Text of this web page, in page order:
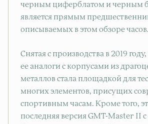
черным циферблатом и черным
является прямым
описываемых в этом обзоре часов.
Снятая с производства в 2019
ее аналоги с корпусами из
металлов стала площадкой для
многих элементов, присущих
спортивным часам. Кроме того,
последняя версия GMT-Master II